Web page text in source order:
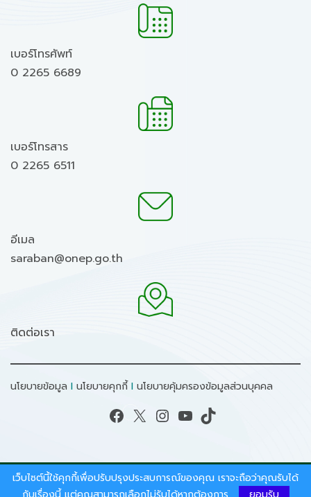
เบอร์โทรศัพท์
0 2265 6689
เบอร์โทรสาร
0 2265 6511
อีเมล
saraban@onep.go.th
ติดต่อเรา
นโยบายข้อมูล I นโยบายคุกกี้ I นโยบายคุ้มครองข้อมูลส่วนบุคคล
Facebook X Instagram YouTube TikTok
สงวนลิขสิทธิ์ © 2026 - สำนักงานนโยบายและแผน
เว็บไซต์นี้ใช้คุกกี้เพื่อปรับปรุงประสบการณ์ของคุณ เราจะถือว่าคุณรับได้